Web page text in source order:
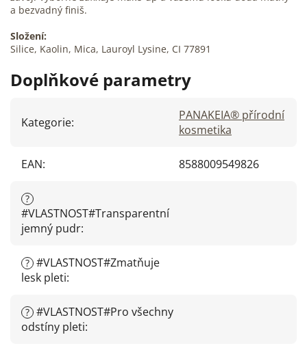
a bezvadný finiš.
Složení:
Silice, Kaolin, Mica, Lauroyl Lysine, CI 77891
Doplňkové parametry
Kategorie:
PANAKEIA® přírodní
kosmetika
EAN: 8588009549826
?
#VLASTNOST#Transparentní
jemný pudr:
? #VLASTNOST#Zmatňuje
lesk pleti:
? #VLASTNOST#Pro všechny
odstíny pleti: